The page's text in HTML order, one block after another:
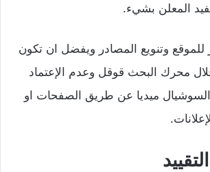
المعلن بشيء.
للموقع وتنويع المصادر ويفضل ان تكون
محرك البحث قوقل وعدم الإعتماد
ميديا عن طريق الصفحات او